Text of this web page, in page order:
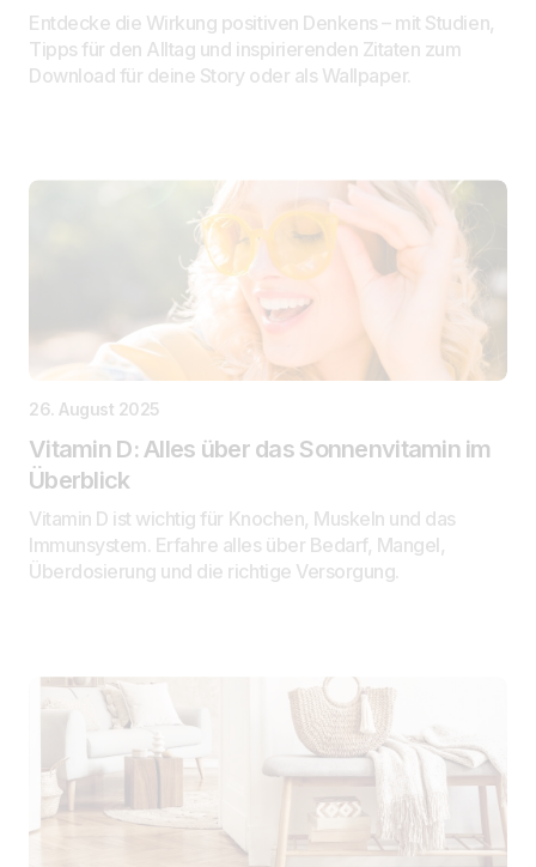
Entdecke die Wirkung positiven Denkens – mit Studien,
Tipps für den Alltag und inspirierenden Zitaten zum
Download für deine Story oder als Wallpaper.
26. August 2025
Vitamin D: Alles über das Sonnenvitamin im
Überblick
Vitamin D ist wichtig für Knochen, Muskeln und das
Immunsystem. Erfahre alles über Bedarf, Mangel,
Überdosierung und die richtige Versorgung.